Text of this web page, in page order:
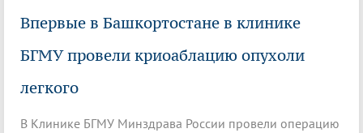
Впервые в Башкортостане в клинике
БГМУ провели криоаблацию опухоли
легкого
В Клинике БГМУ Минздрава России провели операцию